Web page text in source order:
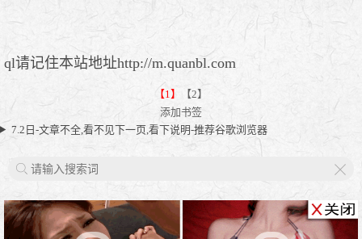
ql请记住本站地址http://m.quanbl.com
【1】
【2】
添加书签
7.2日-文章不全,看不见下一页,看下说明-推荐谷歌浏览器